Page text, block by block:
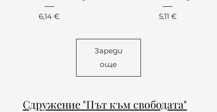
Цена
6,14 € Цена
5,11 €
Зареди
още
Сдружение "Път към свободата"